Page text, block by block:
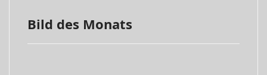
Bild des Monats